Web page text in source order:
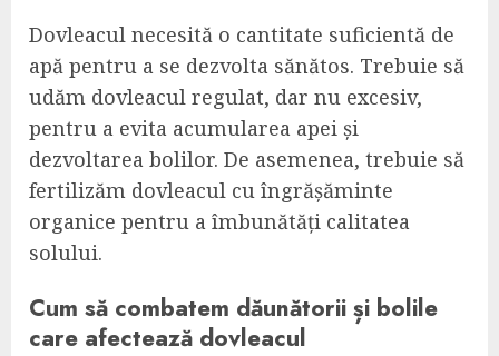
Dovleacul necesită o cantitate suficientă de
apă pentru a se dezvolta sănătos. Trebuie să
udăm dovleacul regulat, dar nu excesiv,
pentru a evita acumularea apei și
dezvoltarea bolilor. De asemenea, trebuie să
fertilizăm dovleacul cu îngrășăminte
organice pentru a îmbunătăți calitatea
solului.
Cum să combatem dăunătorii și bolile
care afectează dovleacul